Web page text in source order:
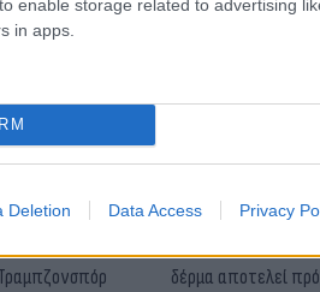
enable storage related to advertising
in apps.
Deletion Data Access Privacy